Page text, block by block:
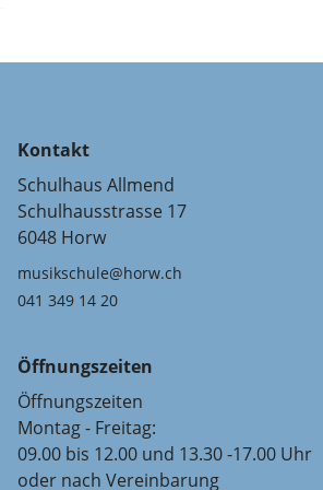
Kontakt
Schulhaus Allmend
Schulhausstrasse 17
6048 Horw
musikschule@horw.ch
041 349 14 20
Öffnungszeiten
Öffnungszeiten
Montag - Freitag:
09.00 bis 12.00 und 13.30 -17.00 Uhr
oder nach Vereinbarung